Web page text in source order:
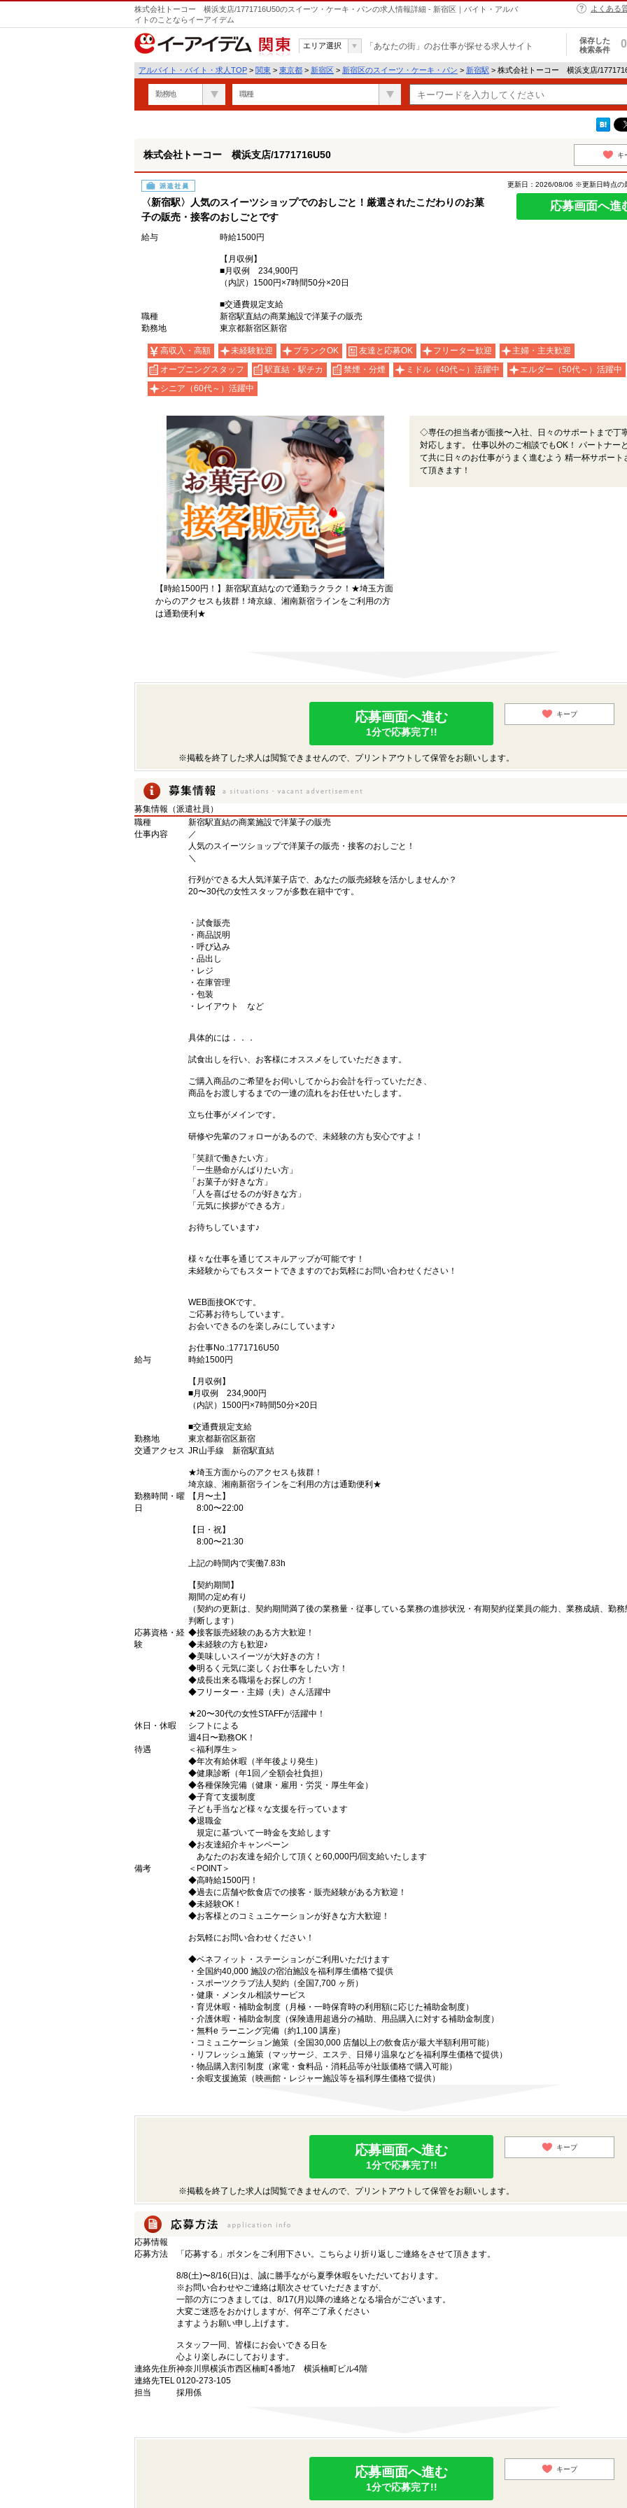
株式会社トーコー 横浜支店/1771716U50のスイーツ・ケーキ・パンの求人情報詳細 - 新宿区｜バイト・アルバ
イトのことならイーアイデム
よくある
関東
エリア選択 「あなたの街」のお仕事が探せる求人サイト
保存した
検索条件
0
アルバイト・バイト・求人TOP > 関東 > 東京都 > 新宿区 > 新宿区のスイーツ・ケーキ・パン > 新宿駅 > 株式会社トーコー 横浜支店/
勤務地 職種
株式会社トーコー 横浜支店/1771716U50 キ
派遣社員
〈新宿駅〉人気のスイーツショップでのおしごと！厳選されたこだわりのお菓
子の販売・接客のおしごとです
更新日：2026/08/06 ※更新日時点の
応募画面へ進
給与 時給1500円
【月収例】
■月収例 234,900円
（内訳）1500円×7時間50分×20日
■交通費規定支給
職種
新宿駅直結の商業施設で洋菓子の販売
勤務地
東京都新宿区新宿
高収入・高額 未経験歓迎 ブランクOK 友達と応募OK フリーター歓迎
主婦・主夫歓迎
オープニングスタッフ
駅直結・駅チカ 禁煙・分煙 ミドル（40代～）活躍中
エルダー（50代～）活躍中
シニア（60代～）活躍中
【時給1500円！】新宿駅直結なので通勤ラクラク！★埼玉方面
からのアクセスも抜群！埼京線、湘南新宿ラインをご利用の方
は通勤便利★
◇専任の担当者が面接〜入社、日々のサポートまで丁
対応します。 仕事以外のご相談でもOK！ パートナー
て共に日々のお仕事がうまく進むよう 精一杯サポート
て頂きます！
応募画面へ進む
1分で応募完了!!
キープ
※掲載を終了した求人は閲覧できませんので、プリントアウトして保管をお願いします。
募集情報（派遣社員）
職種
新宿駅直結の商業施設で洋菓子の販売
仕事内容
／
人気のスイーツショップで洋菓子の販売・接客のおしごと！
＼
行列ができる大人気洋菓子店で、あなたの販売経験を活かしませんか？
20〜30代の女性スタッフが多数在籍中です。
・試食販売
・商品説明
・呼び込み
・品出し
・レジ
・在庫管理
・包装
・レイアウト など
具体的には．．．
試食出しを行い、お客様にオススメをしていただきます。
ご購入商品のご希望をお伺いしてからお会計を行っていただき、
商品をお渡しするまでの一連の流れをお任せいたします。
立ち仕事がメインです。
研修や先輩のフォローがあるので、未経験の方も安心ですよ！
「笑顔で働きたい方」
「一生懸命がんばりたい方」
「お菓子が好きな方」
「人を喜ばせるのが好きな方」
「元気に挨拶ができる方」
お待ちしています♪
様々な仕事を通じてスキルアップが可能です！
未経験からでもスタートできますのでお気軽にお問い合わせください！
WEB面接OKです。
ご応募お待ちしています。
お会いできるのを楽しみにしています♪
お仕事No.:1771716U50
給与
時給1500円
【月収例】
■月収例 234,900円
（内訳）1500円×7時間50分×20日
■交通費規定支給
勤務地
東京都新宿区新宿
交通アクセス JR山手線 新宿駅直結
★埼玉方面からのアクセスも抜群！
埼京線、湘南新宿ラインをご利用の方は通勤便利★
勤務時間・曜
日
【月〜土】
8:00〜22:00
【日・祝】
8:00〜21:30
上記の時間内で実働7.83h
【契約期間】
期間の定め有り
（契約の更新は、契約期間満了後の業務量・従事している業務の進捗状況・有期契約従業員の能力、業務成績、勤務
判断します）
応募資格・経
験
◆接客販売経験のある方大歓迎！
◆未経験の方も歓迎♪
◆美味しいスイーツが大好きの方！
◆明るく元気に楽しくお仕事をしたい方！
◆成長出来る職場をお探しの方！
◆フリーター・主婦（夫）さん活躍中
★20〜30代の女性STAFFが活躍中！
休日・休暇
シフトによる
週4日〜勤務OK！
待遇
＜福利厚生＞
◆年次有給休暇（半年後より発生）
◆健康診断（年1回／全額会社負担）
◆各種保険完備（健康・雇用・労災・厚生年金）
◆子育て支援制度
子ども手当など様々な支援を行っています
◆退職金
規定に基づいて一時金を支給します
◆お友達紹介キャンペーン
あなたのお友達を紹介して頂くと60,000円/回支給いたします
備考
＜POINT＞
◆高時給1500円！
◆過去に店舗や飲食店での接客・販売経験がある方歓迎！
◆未経験OK！
◆お客様とのコミュニケーションが好きな方大歓迎！
お気軽にお問い合わせください！
◆ベネフィット・ステーションがご利用いただけます
・全国約40,000 施設の宿泊施設を福利厚生価格で提供
・スポーツクラブ法人契約（全国7,700 ヶ所）
・健康・メンタル相談サービス
・育児休暇・補助金制度（月極・一時保育時の利用額に応じた補助金制度）
・介護休暇・補助金制度（保険適用超過分の補助、用品購入に対する補助金制度）
・無料e ラーニング完備（約1,100 講座）
・コミュニケーション施策（全国30,000 店舗以上の飲食店が最大半額利用可能）
・リフレッシュ施策（マッサージ、エステ、日帰り温泉などを福利厚生価格で提供）
・物品購入割引制度（家電・食料品・消耗品等が社販価格で購入可能）
・余暇支援施策（映画館・レジャー施設等を福利厚生価格で提供）
応募画面へ進む
1分で応募完了!!
キープ
※掲載を終了した求人は閲覧できませんので、プリントアウトして保管をお願いします。
応募情報
応募方法
「応募する」ボタンをご利用下さい。こちらより折り返しご連絡をさせて頂きます。
8/8(土)〜8/16(日)は、誠に勝手ながら夏季休暇をいただいております。
※お問い合わせやご連絡は順次させていただきますが、
一部の方につきましては、8/17(月)以降の連絡となる場合がございます。
大変ご迷惑をおかけしますが、何卒ご了承ください
ますようお願い申し上げます。
スタッフ一同、皆様にお会いできる日を
心より楽しみにしております。
連絡先住所神奈川県横浜市西区楠町4番地7 横浜楠町ビル4階
連絡先TEL0120-273-105
担当
採用係
応募画面へ進む
1分で応募完了!!
キープ